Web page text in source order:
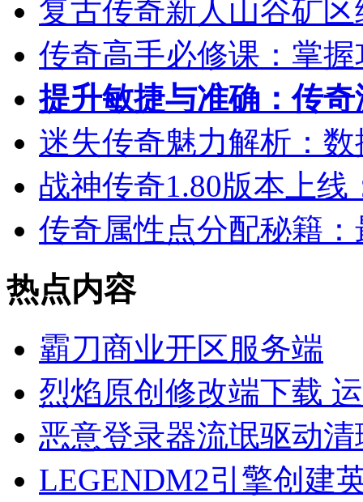
复古传奇新人山谷矿
传奇高手必修课：掌
提升敏捷与准确：传奇
迷失传奇魅力解析：
战神传奇1.80版本上线
传奇属性点分配秘籍
热点内容
霸刀商业开区服务端
烈焰原创修改端下载
恶意登录器流氓驱动
LEGENDM2引擎创建